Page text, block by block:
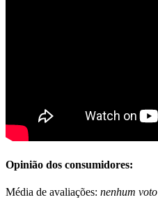
Opinião dos consumidores:
Média de avaliações: nenhum voto